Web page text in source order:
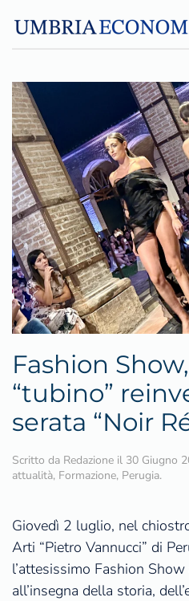
Fashion
“tubino”
serata “Noir
Scritto da Redazione il 30 Giugno
attualità, Formazione, Perugia.
Giovedì 2 luglio, nel
Arti “Pietro Vannucci” di
l’attesissimo Fashion
all’insegna della storia,